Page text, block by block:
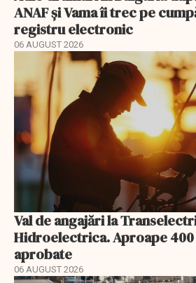
ANAF și Vama îi trec pe
registru electronic
06 AUGUST 2026
Val de angajări la
Hidroelectrica. Aproape
aprobate
06 AUGUST 2026